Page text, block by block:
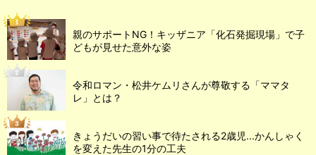
親のサポートNG！キッザニア「化石発掘現場」で子
どもが見せた意外な姿
令和ロマン・松井ケムリさんが尊敬する「ママタ
レ」とは？
きょうだいの習い事で待たされる2歳児...かんしゃく
を変えた先生の1分の工夫